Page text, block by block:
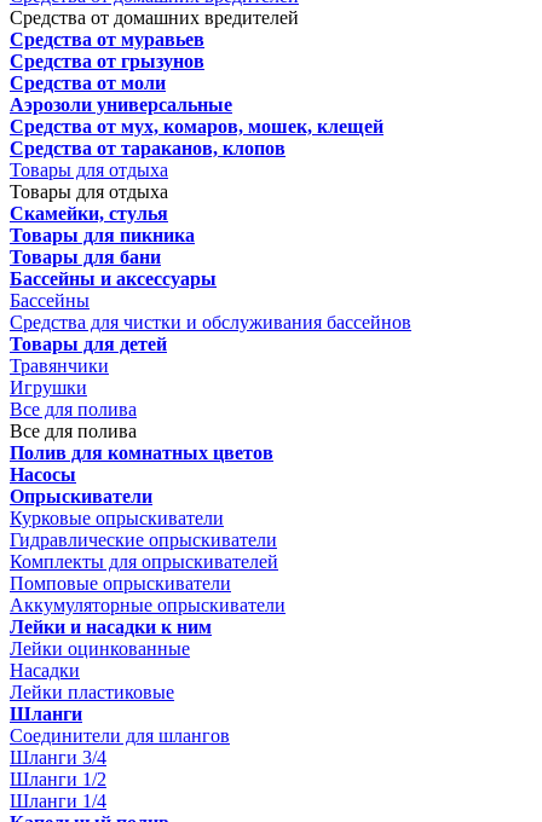
Средства от домашних вредителей
Средства от муравьев
Средства от грызунов
Средства от моли
Аэрозоли универсальные
Средства от мух, комаров, мошек, клещей
Средства от тараканов, клопов
Товары для отдыха
Товары для отдыха
Скамейки, стулья
Товары для пикника
Товары для бани
Бассейны и аксессуары
Бассейны
Средства для чистки и обслуживания бассейнов
Товары для детей
Травянчики
Игрушки
Все для полива
Все для полива
Полив для комнатных цветов
Насосы
Опрыскиватели
Курковые опрыскиватели
Гидравлические опрыскиватели
Комплекты для опрыскивателей
Помповые опрыскиватели
Аккумуляторные опрыскиватели
Лейки и насадки к ним
Лейки оцинкованные
Насадки
Лейки пластиковые
Шланги
Соединители для шлангов
Шланги 3/4
Шланги 1/2
Шланги 1/4